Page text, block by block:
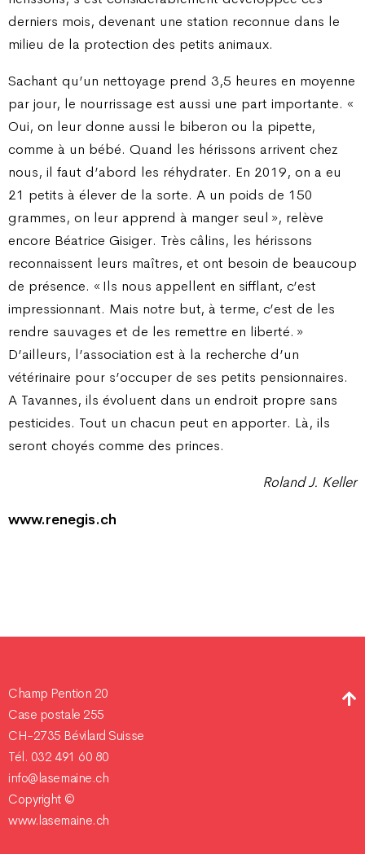
derniers mois, devenant une station reconnue dans le
milieu de la protection des petits animaux.
Sachant qu’un nettoyage prend 3,5 heures en moyenne
par jour, le nourrissage est aussi une part importante. «
Oui, on leur donne aussi le biberon ou la pipette,
comme à un bébé. Quand les hérissons arrivent chez
nous, il faut d’abord les réhydrater. En 2019, on a eu
21 petits à élever de la sorte. A un poids de 150
grammes, on leur apprend à manger seul », relève
encore Béatrice Gisiger. Très câlins, les hérissons
reconnaissent leurs maîtres, et ont besoin de beaucoup
de présence. « Ils nous appellent en sifflant, c’est
impressionnant. Mais notre but, à terme, c’est de les
rendre sauvages et de les remettre en liberté. »
D’ailleurs, l’association est à la recherche d’un
vétérinaire pour s’occuper de ses petits pensionnaires.
A Tavannes, ils évoluent dans un endroit propre sans
pesticides. Tout un chacun peut en apporter. Là, ils
seront choyés comme des princes.
Roland J. Keller
www.renegis.ch
Champ Pention 20
Case postale 255
CH-2735 Bévilard Suisse
Tél. 032 491 60 80
info@lasemaine.ch
Copyright ©
www.lasemaine.ch